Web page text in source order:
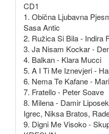
CD1
1. Obična Ljubavna
Sasa Antic
2. Ružica Si Bila - Indira
3. Ja Nisam Kockar -
4. Balkan - Klara Mucci
5. A I Ti Me Iznevjeri -
6. Nema Te Kafane -
7. Fratello - Peter Soave
8. Milena - Damir
Igrec, Niksa Bratos,
9. Digni Me Visoko -